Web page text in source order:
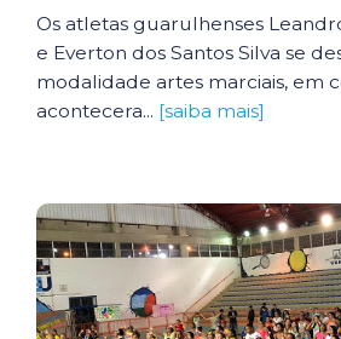
Os atletas guarulhenses
e Everton dos Santos Silva se
modalidade artes marciais, em
acontecera... [saiba mais]